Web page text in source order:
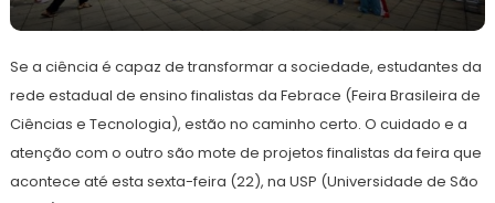
22
março
de
Redação
Se a ciência é capaz de transformar a sociedade, estudantes da
rede estadual de ensino finalistas da Febrace (Feira Brasileira de
Ciências e Tecnologia), estão no caminho certo. O cuidado e a
atenção com o outro são mote de projetos finalistas da feira que
acontece até esta sexta-feira (22), na USP (Universidade de São